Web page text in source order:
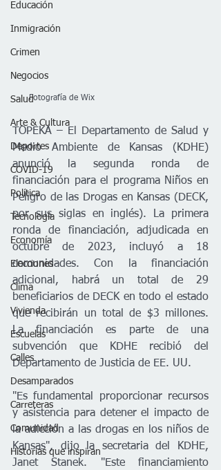
Educación
Inmigración
Crimen
Negocios
Salud
Arte & Cultura
Deportes
COVID-19
Política
Tecnología
Economía
Elecciones
Clima
Vivienda
Escuelas
Calles
Desamparados
Carreteras
Comunidad
Historias que inspiran
      Fotografía de Wix
TOPEKA – El Departamento de Salud y
Medio Ambiente de Kansas (KDHE)
anunció la segunda ronda de
financiación para el programa Niños en
Peligro de las Drogas en Kansas (DECK,
por sus siglas en inglés). La primera
ronda de financiación, adjudicada en
octubre de 2023, incluyó a 18
comunidades. Con la financiación
adicional, habrá un total de 29
beneficiarios de DECK en todo el estado
que recibirán un total de $3 millones.
La financiación es parte de una
subvención que KDHE recibió del
Departamento de Justicia de EE. UU.
"Es fundamental proporcionar recursos
y asistencia para detener el impacto de
la adicción a las drogas en los niños de
Kansas", dijo la secretaria del KDHE,
Janet Stanek. "Este financiamiento